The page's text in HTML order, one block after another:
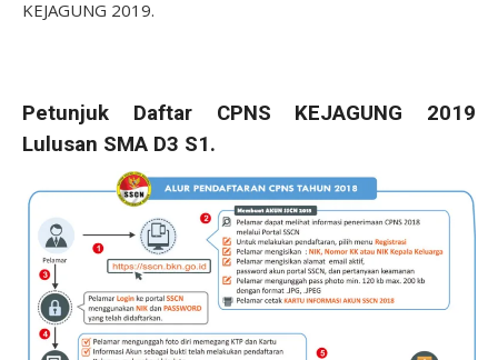
KEJAGUNG 2019.
Petunjuk Daftar CPNS KEJAGUNG 2019
Lulusan SMA D3 S1.